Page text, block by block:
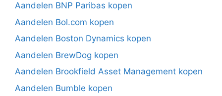
Aandelen BNP Paribas kopen
Aandelen Bol.com kopen
Aandelen Boston Dynamics kopen
Aandelen BrewDog kopen
Aandelen Brookfield Asset Management kopen
Aandelen Bumble kopen